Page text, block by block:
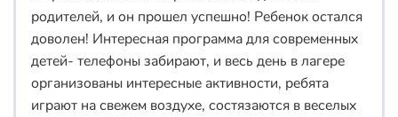
родителей, и он прошел успешно! Ребенок остался
доволен! Интересная программа для современных
детей- телефоны забирают, и весь день в лагере
организованы интересные активности, ребята
играют на свежем воздухе, состязаются в веселых